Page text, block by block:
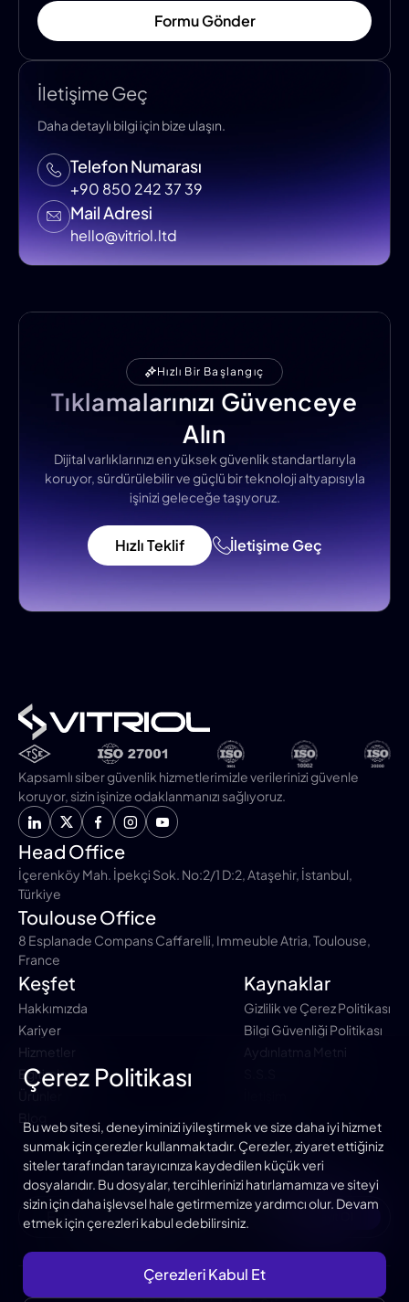
Formu Gönder
İletişime Geç
Daha detaylı bilgi için bize ulaşın.
Telefon Numarası
+90 850 242 37 39
Mail Adresi
hello@vitriol.ltd
Hızlı Bir Başlangıç
Tıklamalarınızı Güvenceye
Alın
Dijital varlıklarınızı en yüksek güvenlik standartlarıyla
koruyor, sürdürülebilir ve güçlü bir teknoloji altyapısıyla
işinizi geleceğe taşıyoruz.
Hızlı Teklif İletişime Geç
Kapsamlı siber güvenlik hizmetlerimizle verilerinizi güvenle
koruyor, sizin işinize odaklanmanızı sağlıyoruz.
Head Office
İçerenköy Mah. İpekçi Sok. No:2/1 D:2, Ataşehir, İstanbul,
Türkiye
Toulouse Office
8 Esplanade Compans Caffarelli, Immeuble Atria, Toulouse,
France
Keşfet
Hakkımızda
Kariyer
Hizmetler
Eğitimler
Ürünler
Kaynaklar
Gizlilik ve Çerez Politikası
Bilgi Güvenliği Politikası
Aydınlatma Metni
Duyuru ve Bloglardan Haberdar ol
Çerez Politikası
Bu web sitesi, deneyiminizi iyileştirmek ve size daha iyi hizmet
sunmak için çerezler kullanmaktadır. Çerezler, ziyaret ettiğiniz
siteler tarafından tarayıcınıza kaydedilen küçük veri
dosyalarıdır. Bu dosyalar, tercihlerinizi hatırlamamıza ve siteyi
sizin için daha işlevsel hale getirmemize yardımcı olur. Devam
etmek için çerezleri kabul edebilirsiniz.
Çerezleri Kabul Et